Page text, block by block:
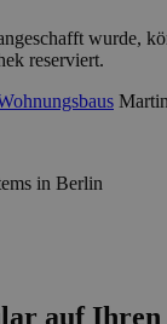
wurde,
reserviert.
in Berlin
auf